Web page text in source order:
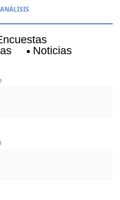
ANÁLISIS
Noticias